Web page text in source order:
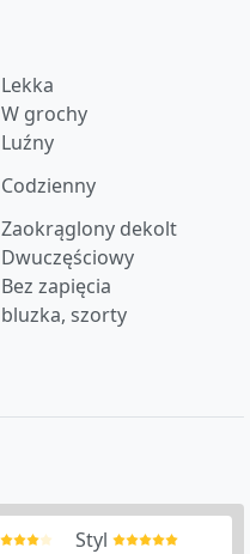
Lekka
W grochy
Luźny
Codzienny
Zaokrąglony dekolt
Dwuczęściowy
Bez zapięcia
bluzka, szorty
Styl